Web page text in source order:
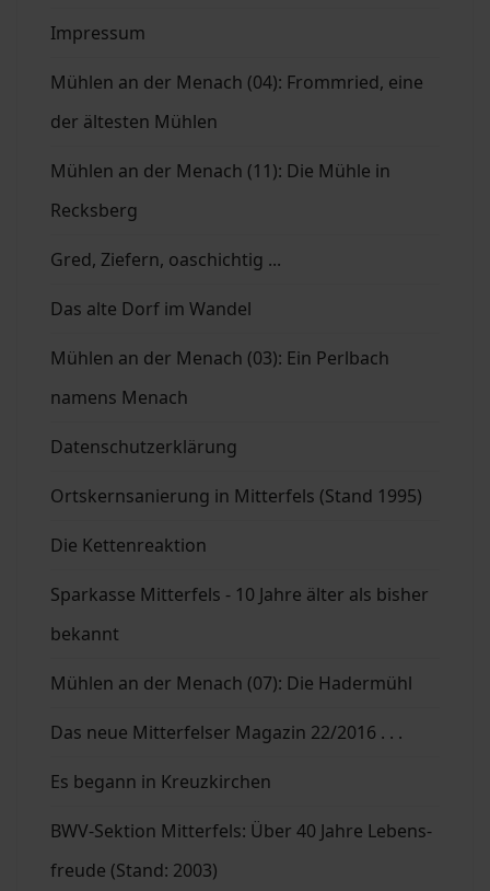
Impressum
Mühlen an der Menach (04): Frommried, eine
der ältesten Mühlen
Mühlen an der Menach (11): Die Mühle in
Recksberg
Gred, Ziefern, oaschichtig ...
Das alte Dorf im Wandel
Mühlen an der Menach (03): Ein Perlbach
namens Menach
Datenschutzerklärung
Ortskernsanierung in Mitterfels (Stand 1995)
Die Kettenreaktion
Sparkasse Mitterfels - 10 Jahre älter als bisher
bekannt
Mühlen an der Menach (07): Die Hadermühl
Das neue Mitterfelser Magazin 22/2016 . . .
Es begann in Kreuzkirchen
BWV-Sektion Mitterfels: Über 40 Jahre Lebens-
freude (Stand: 2003)